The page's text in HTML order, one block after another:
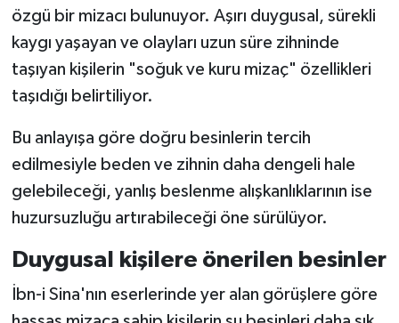
özgü bir mizacı bulunuyor. Aşırı duygusal, sürekli
kaygı yaşayan ve olayları uzun süre zihninde
taşıyan kişilerin "soğuk ve kuru mizaç" özellikleri
taşıdığı belirtiliyor.
Bu anlayışa göre doğru besinlerin tercih
edilmesiyle beden ve zihnin daha dengeli hale
gelebileceği, yanlış beslenme alışkanlıklarının ise
huzursuzluğu artırabileceği öne sürülüyor.
Duygusal kişilere önerilen besinler
İbn-i Sina'nın eserlerinde yer alan görüşlere göre